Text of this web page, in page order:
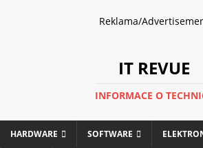
Reklama/
IT REVUE
INFORMACE O
HARDWARE SOFTWARE